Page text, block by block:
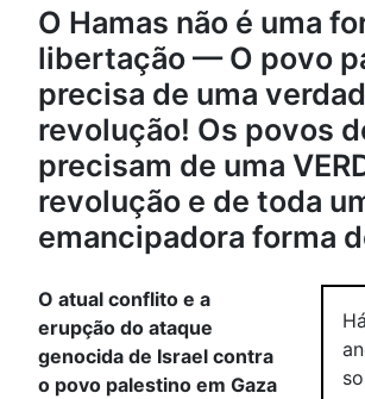
O Hamas não é uma
libertação — O povo
precisa de uma
revolução! Os povos
precisam de uma
revolução e de toda
emancipadora forma
O atual conflito e a
erupção do ataque
genocida de Israel contra
o povo palestino em Gaza